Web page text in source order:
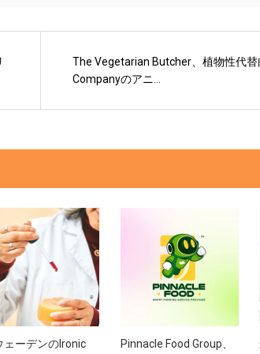
The Vegetarian Butcher、植物性代替
Companyのアニ...
ェーデンのIronic Pinnacle Food Group、